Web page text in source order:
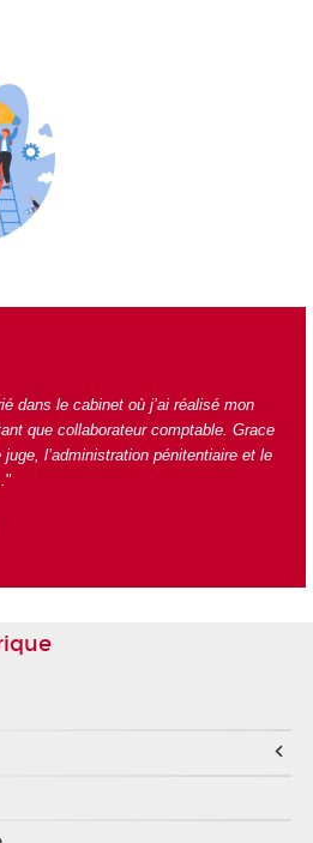
dans le cabinet où j’ai réalisé mon
que collaborateur comptable. Grace
l’administration pénitentiaire et le
"